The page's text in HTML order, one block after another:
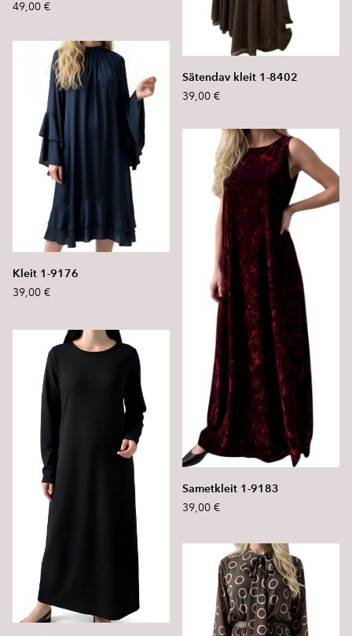
49,00 €
Sätendav kleit 1-8402
39,00 €
Kleit 1-9176
39,00 €
Sametkleit 1-9183
39,00 €